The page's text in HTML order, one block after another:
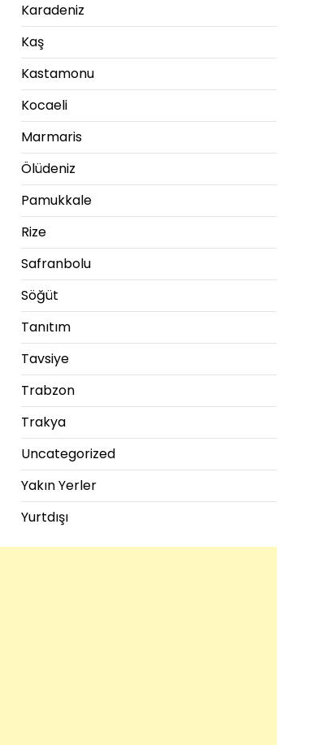
Karadeniz
Kaş
Kastamonu
Kocaeli
Marmaris
Ölüdeniz
Pamukkale
Rize
Safranbolu
Söğüt
Tanıtım
Tavsiye
Trabzon
Trakya
Uncategorized
Yakın Yerler
Yurtdışı